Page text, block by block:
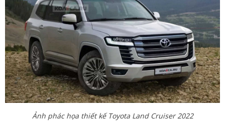
Ảnh phác họa thiết kế Toyota Land Cruiser 2022